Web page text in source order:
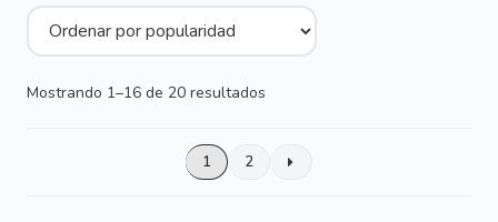
Mostrando 1–16 de 20 resultados
1 2